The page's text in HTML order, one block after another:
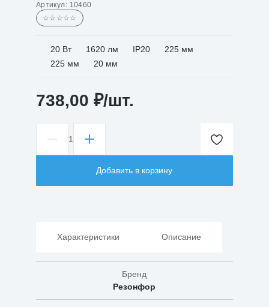
Артикул: 10460
☆☆☆☆☆
20 Вт 1620 лм IP20
225 мм
225 мм
20 мм
738,00 ₽/шт.
Количество
товара
светодиодная
встраиваемая
1
Добавить в корзину
Характеристики Описание
Бренд
Резонфор